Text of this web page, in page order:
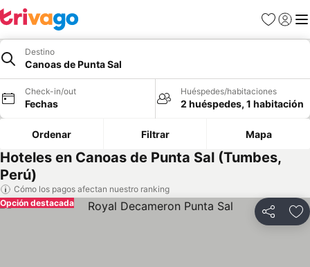
Favoritos
Iniciar
Destino
Canoas de Punta Sal
Check-in/out
Fechas
Huéspedes/habitaciones
2 huéspedes, 1 habitación
Ordenar Filtrar Mapa
Hoteles en Canoas de Punta Sal (Tumbes,
Perú)
Cómo los pagos afectan nuestro ranking
Compartir
Opción destacada